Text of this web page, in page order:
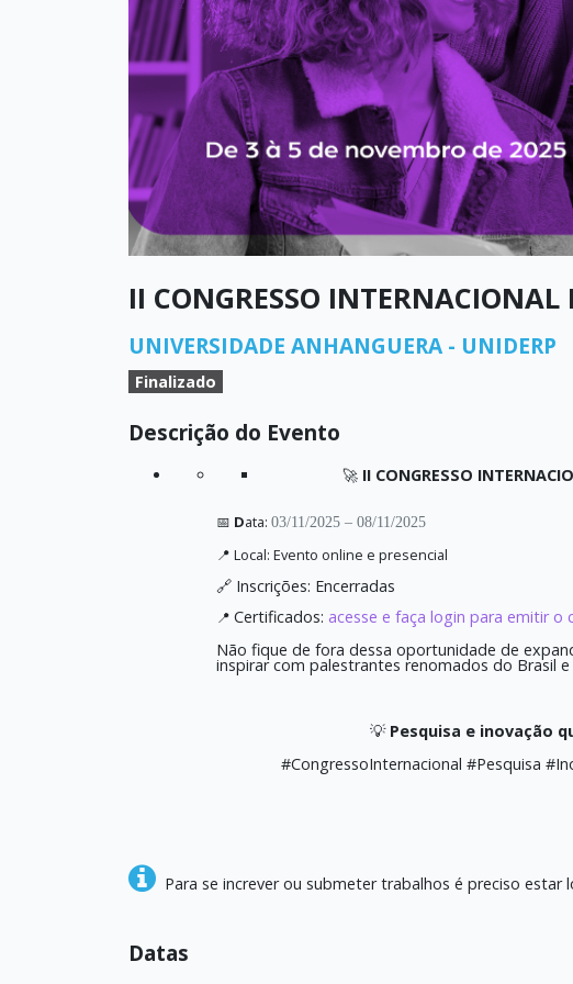
II CONGRESSO
UNIVERSIDADE ANHANGUERA - UNIDERP
Finalizado
Descrição do Evento
🚀 II CONGRESSO
📅 Data: 03/11/2025 – 08/11/2025
📍 Local: Evento online e presencial
🔗 Inscrições: Encerradas
📍 Certificados: acesse e faça login para emitir o
Não fique de fora dessa oportunidade de
inspirar com palestrantes renomados do Brasil
💡 Pesquisa e inovação
#CongressoInternacional #Pesquisa
Para se increver ou submeter trabalhos é preciso estar
Datas